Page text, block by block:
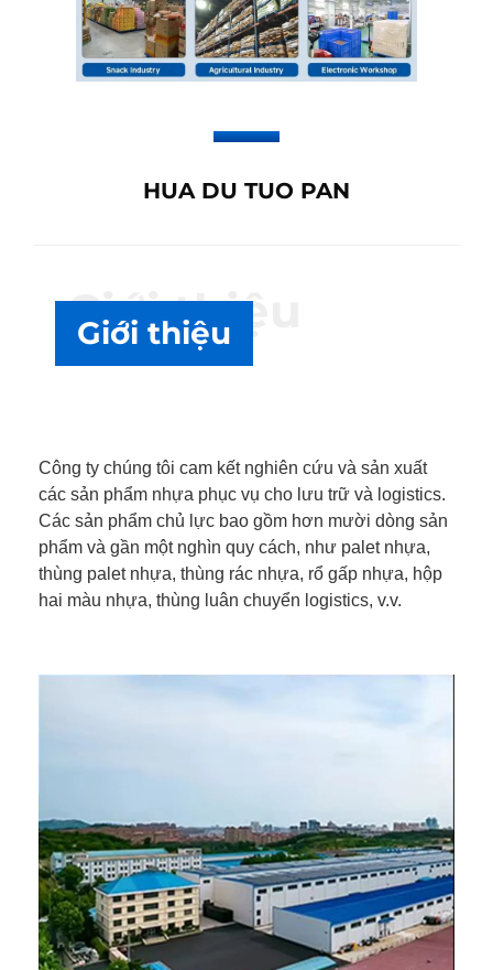
HUA DU TUO PAN
Giới thiệu
Giới thiệu
Công ty chúng tôi cam kết nghiên cứu và sản xuất
các sản phẩm nhựa phục vụ cho lưu trữ và logistics.
Các sản phẩm chủ lực bao gồm hơn mười dòng sản
phẩm và gần một nghìn quy cách, như palet nhựa,
thùng palet nhựa, thùng rác nhựa, rổ gấp nhựa, hộp
hai màu nhựa, thùng luân chuyển logistics, v.v.